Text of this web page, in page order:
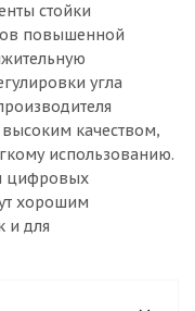
стойки
повышенной
угла
качеством,
использованию.
цифровых
хорошим
и для